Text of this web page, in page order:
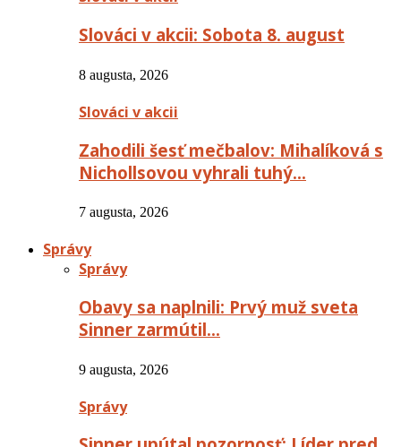
Slováci v akcii: Sobota 8. august
8 augusta, 2026
Slováci v akcii
Zahodili šesť mečbalov: Mihalíková s
Nichollsovou vyhrali tuhý…
7 augusta, 2026
Správy
Správy
Obavy sa naplnili: Prvý muž sveta
Sinner zarmútil…
9 augusta, 2026
Správy